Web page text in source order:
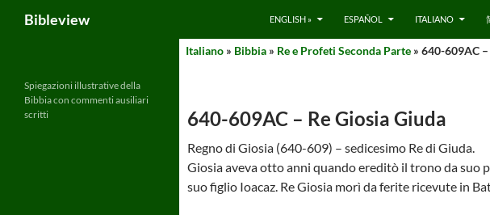
content
Bibleview ENGLISH » ESPAÑOL ITALIANO
Italiano » Bibbia » Re e Profeti Seconda Parte » 640-609AC
640-609AC – Re Giosia Giuda
Regno di Giosia (640-609) – sedicesimo Re di Giuda.
Giosia aveva otto anni quando ereditò il trono da suo
suo figlio Ioacaz. Re Giosia morì da ferite ricevute in
Spiegazioni illustrative della
Bibbia con commenti ausiliari
scritti